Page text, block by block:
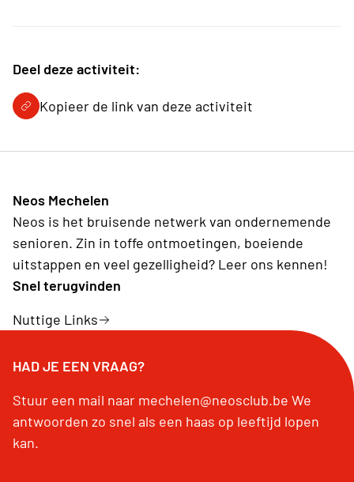
Deel deze activiteit:
Kopieer de link van deze activiteit
Neos Mechelen
Neos is het bruisende netwerk van ondernemende
senioren. Zin in toffe ontmoetingen, boeiende
uitstappen en veel gezelligheid? Leer ons kennen!
Snel terugvinden
Nuttige Links
HAD JE EEN VRAAG?
Stuur een mail naar mechelen@neosclub.be We
antwoorden zo snel als een haas op leeftijd lopen
kan.